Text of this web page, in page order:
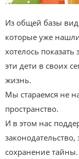
Из общей базы
которые уже
хотелось
эти дети в своих
жизнь.
Мы стараемся не
пространство.
И в этом нас
сохранение тайны.